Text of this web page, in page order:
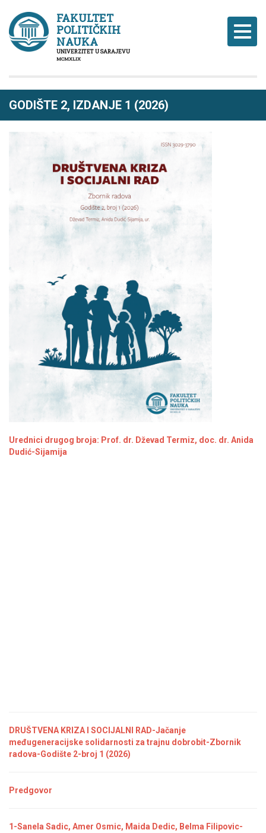
FAKULTET
POLITIČKIH
NAUKA
UNIVERZITET U SARAJEVU
MCMXLIX
GODIŠTE 2, IZDANJE 1 (2026)
Urednici drugog broja: Prof. dr. Dževad Termiz, doc. dr. Anida
Dudić-Sijamija
DRUŠTVENA KRIZA I SOCIJALNI RAD-Jačanje
međugeneracijske solidarnosti za trajnu dobrobit-Zbornik
radova-Godište 2-broj 1 (2026)
Predgovor
1-Sanela Sadic, Amer Osmic, Maida Dedic, Belma Filipovic-